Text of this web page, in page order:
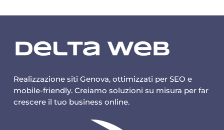
Realizzazione siti Genova, ottimizzati per SEO e
mobile-friendly. Creiamo soluzioni su misura per far
crescere il tuo business online.